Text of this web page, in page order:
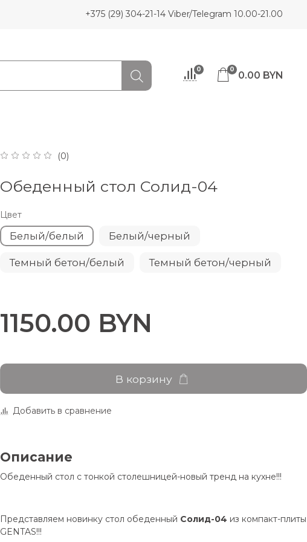
+375 (29) 304-21-14 Viber/Telegram 10.00-21.00
0 0 0.00 BYN
(0)
Обеденный стол Солид-04
Цвет
Белый/белый Белый/черный
Темный бетон/белый Темный бетон/черный
1150.00 BYN
В корзину
Добавить в сравнение
Описание
Обеденный стол с тонкой столешницей-новый тренд на кухне!!!
Представляем новинку стол обеденный Солид-04 из компакт-плиты
GENTAS!!!